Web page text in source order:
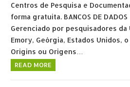
Centros de Pesquisa e
forma gratuita. BANCOS DE DADOS
Gerenciado por pesquisadores da
Emory, Geórgia, Estados Unidos,
Origins ou Origens…
READ MORE